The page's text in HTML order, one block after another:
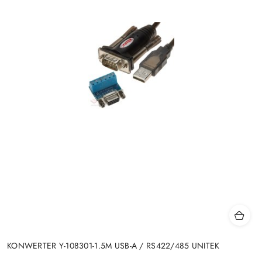
KONWERTER Y-108301-1.5M USB-A / RS422/485 UNITEK